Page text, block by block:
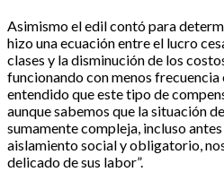
Asimismo el edil contó para
hizo una ecuación entre el lucro
clases y la disminución de los
funcionando con menos frecuencia
entendido que este tipo de
aunque sabemos que la situación
sumamente compleja, incluso
aislamiento social y obligatorio,
delicado de sus labor”.